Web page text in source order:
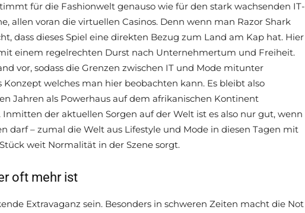
für die Fashionwelt genauso wie für den stark wachsenden IT-
allen voran die virtuellen Casinos. Denn wenn man Razor Shark
dass dieses Spiel eine direkten Bezug zum Land am Kap hat. Hier
einem regelrechten Durst nach Unternehmertum und Freiheit.
vor, sodass die Grenzen zwischen IT und Mode mitunter
welches man hier beobachten kann. Es bleibt also
Jahren als Powerhaus auf dem afrikanischen Kontinent
der aktuellen Sorgen auf der Welt ist es also nur gut, wenn
darf – zumal die Welt aus Lifestyle und Mode in diesen Tagen mit
weit Normalität in der Szene sorgt.
oft mehr ist
Extravaganz sein. Besonders in schweren Zeiten macht die Not